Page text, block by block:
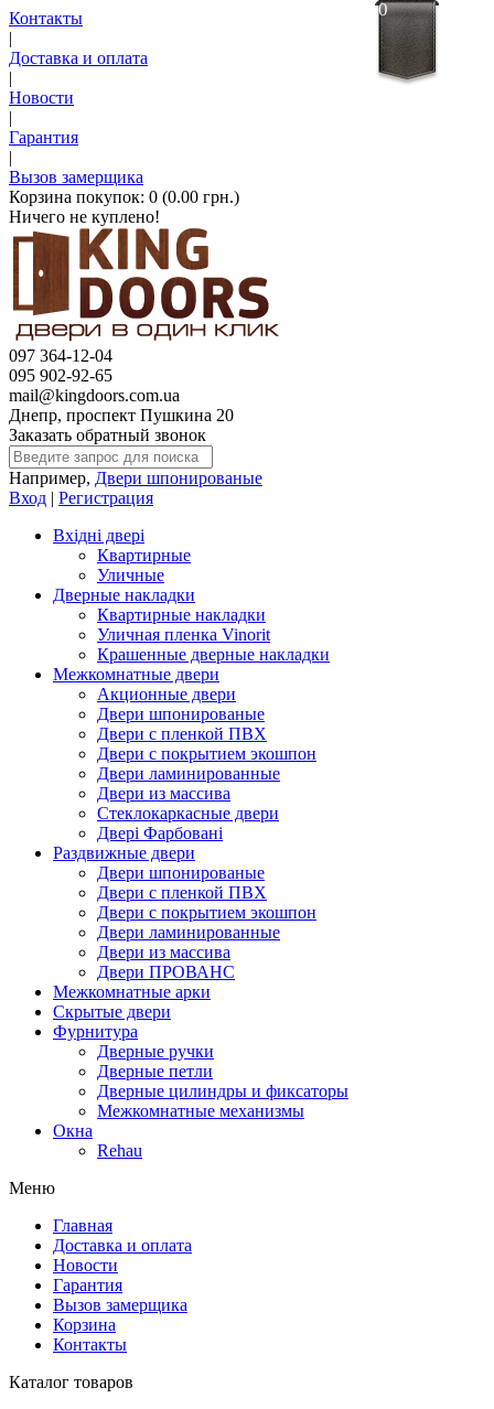
Контакты
|
Доставка и оплата
|
Новости
|
Гарантия
|
Вызов замерщика
Корзина покупок: 0 (0.00 грн.)
Ничего не куплено!
097 364-12-04
095 902-92-65
mail@kingdoors.com.ua
Днепр, проспект Пушкина 20
Заказать обратный звонок
Например, Двери шпонированые
Вход | Регистрация
Вхідні двері
Квартирные
Уличные
Дверные накладки
Квартирные накладки
Уличная пленка Vinorit
Крашенные дверные накладки
Межкомнатные двери
Акционные двери
Двери шпонированые
Двери с пленкой ПВХ
Двери с покрытием экошпон
Двери ламинированные
Двери из массива
Стеклокаркасные двери
Двері Фарбовані
Раздвижные двери
Двери шпонированые
Двери с пленкой ПВХ
Двери с покрытием экошпон
Двери ламинированные
Двери из массива
Двери ПРОВАНС
Межкомнатные арки
Скрытые двери
Фурнитура
Дверные ручки
Дверные петли
Дверные цилиндры и фиксаторы
Межкомнатные механизмы
Окна
Rehau
Меню
Главная
Доставка и оплата
Новости
Гарантия
Вызов замерщика
Корзина
Контакты
Каталог товаров
0